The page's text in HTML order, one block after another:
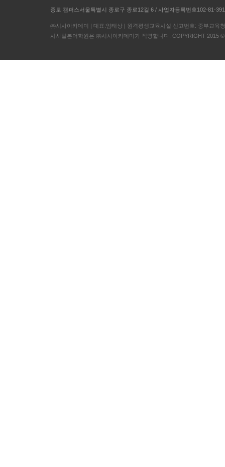
종로 캠퍼스서울특별시 종로구 종로12길 6 / 사업자등록번호102-81-
㈜시사아카데미 | 대표:엄태상 | 원격평생교육시설 신고번호: 중부교육
시사일본어학원은 ㈜시사아카데미가 직영합니다. COPYRIGHT 2015